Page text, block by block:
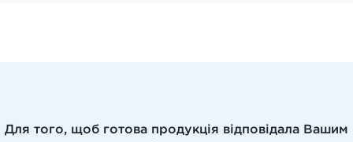
Для того, щоб готова продукція відповідала Вашим